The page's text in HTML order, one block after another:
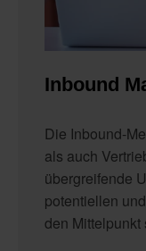
Inbound
Die Inbound-
als auch
übergreifende
potentiellen
den Mittelpunkt